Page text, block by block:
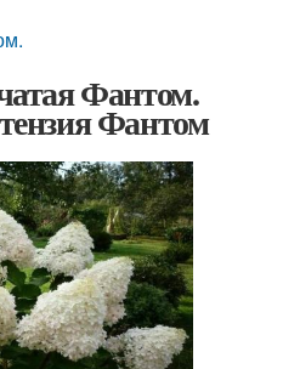
Фантом.
Фантом